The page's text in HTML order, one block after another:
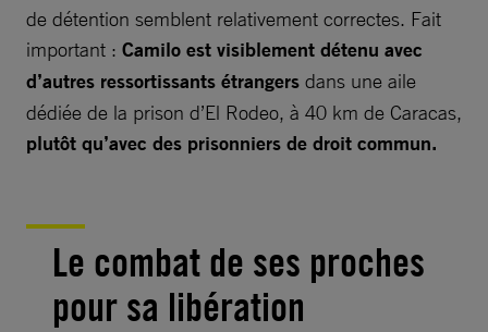
de détention semblent relativement correctes. Fait
important : Camilo est visiblement détenu avec
d’autres ressortissants étrangers dans une aile
dédiée de la prison d’El Rodeo, à 40 km de Caracas,
plutôt qu’avec des prisonniers de droit commun.
Le combat de ses proches
pour sa libération